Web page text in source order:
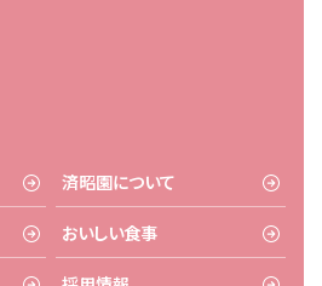
済昭園について
おいしい食事